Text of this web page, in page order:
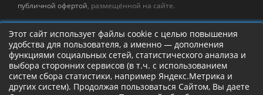
публичной офертой, размещённой на сайте.
Новостная рассылка
Новости, акции, распродажи и полезные советы!
Этот сайт использует файлы cookie с целью повышения
удобства для пользователя, а именно — дополнения
функциями социальных сетей, статистического анализа и
выбора сторонних сервисов (в т.ч. с использованием
систем сбора статистики, например Яндекс.Метрика и
других систем). Продолжая пользоваться Сайтом, Вы даете